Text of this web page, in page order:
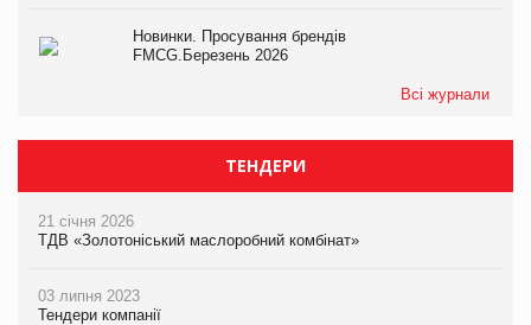
Новинки. Просування брендів
FMCG.Березень 2026
Всі журнали
ТЕНДЕРИ
21 січня 2026
ТДВ «Золотоніський маслоробний комбінат»
03 липня 2023
Тендери компанії